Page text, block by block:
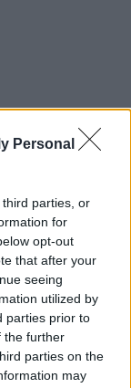
Personal
parties, or
for
opt-out
that after your
seeing
utilized by
parties prior to
the further
parties on the
may